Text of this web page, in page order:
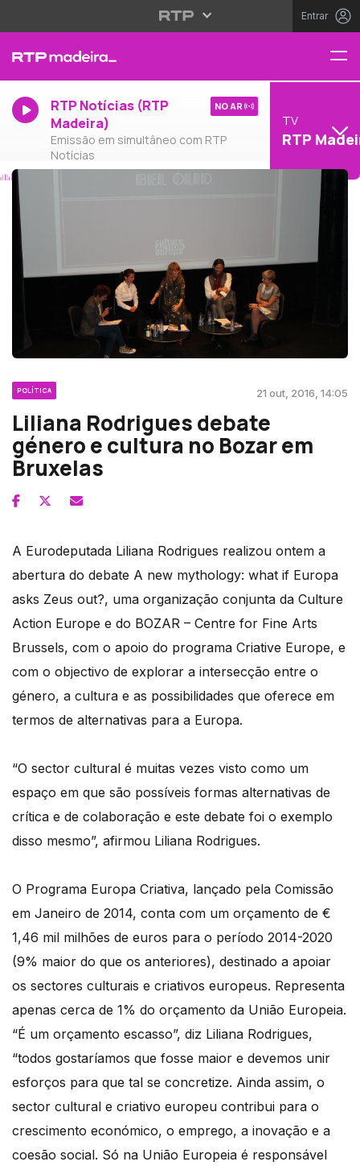
Entrar
RTP Notícias (RTP
Madeira)
Emissão em simultâneo com RTP
Notícias
NO AR
TV
RTP
POLÍTICA 21 out, 2016, 14:05
Liliana Rodrigues debate
género e cultura no Bozar em
Bruxelas
A Eurodeputada Liliana Rodrigues realizou ontem a
abertura do debate A new mythology: what if Europa
asks Zeus out?, uma organização conjunta da Culture
Action Europe e do BOZAR – Centre for Fine Arts
Brussels, com o apoio do programa Criative Europe, e
com o objectivo de explorar a intersecção entre o
género, a cultura e as possibilidades que oferece em
termos de alternativas para a Europa.
“O sector cultural é muitas vezes visto como um
espaço em que são possíveis formas alternativas de
crítica e de colaboração e este debate foi o exemplo
disso mesmo”, afirmou Liliana Rodrigues.
O Programa Europa Criativa, lançado pela Comissão
em Janeiro de 2014, conta com um orçamento de €
1,46 mil milhões de euros para o período 2014-2020
(9% maior do que os anteriores), destinado a apoiar
os sectores culturais e criativos europeus. Representa
apenas cerca de 1% do orçamento da União Europeia.
“É um orçamento escasso”, diz Liliana Rodrigues,
“todos gostaríamos que fosse maior e devemos unir
esforços para que tal se concretize. Ainda assim, o
sector cultural e criativo europeu contribui para o
crescimento económico, o emprego, a inovação e a
coesão social. Só na União Europeia é responsável